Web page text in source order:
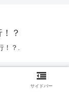
？
？.
サイドバー